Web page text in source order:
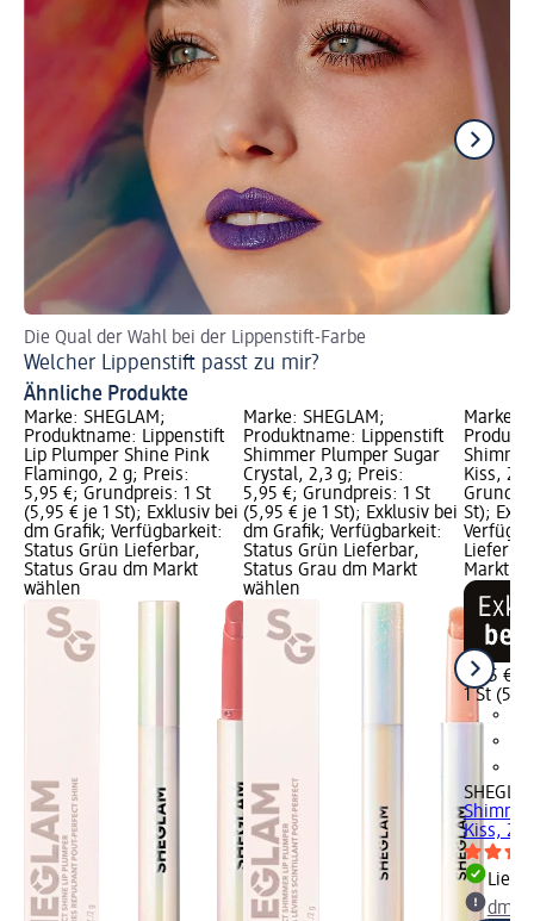
Die Qual der Wahl bei der Lippenstift-Farbe
Welcher Lippenstift passt zu mir?
Ähnliche Produkte
Marke: SHEGLAM;
Produktname: Lippenstift
Lip Plumper Shine Pink
Flamingo, 2 g; Preis:
5,95 €; Grundpreis: 1 St
(5,95 € je 1 St); Exklusiv bei
dm Grafik; Verfügbarkeit:
Status Grün Lieferbar,
Status Grau dm Markt
wählen
Marke: SHEGLAM;
Produktname: Lippenstift
Shimmer Plumper Sugar
Crystal, 2,3 g; Preis:
5,95 €; Grundpreis: 1 St
(5,95 € je 1 St); Exklusiv bei
dm Grafik; Verfügbarkeit:
Status Grün Lieferbar,
Status Grau dm Markt
wählen
Marke:
Kiss,
St);
Markt
5,95 €
1 St
Kiss, 2,3
dm